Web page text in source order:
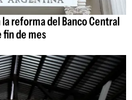
reforma del Banco Central
fin de mes